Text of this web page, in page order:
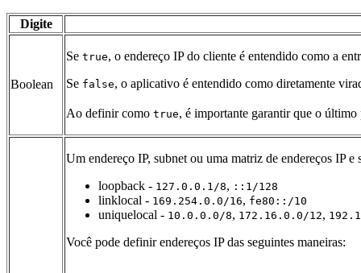
Digite
Boolean
Se true, o endereço IP do cliente é entendido como a
Se false, o aplicativo é entendido como diretamente
Ao definir como true, é importante garantir que o
Um endereço IP, subnet ou uma matriz de endereços IP
loopback - 127.0.0.1/8, ::1/128
linklocal - 169.254.0.0/16, fe80::/10
uniquelocal - 10.0.0.0/8, 172.16.0.0/12,
Você pode definir endereços IP das seguintes maneiras: